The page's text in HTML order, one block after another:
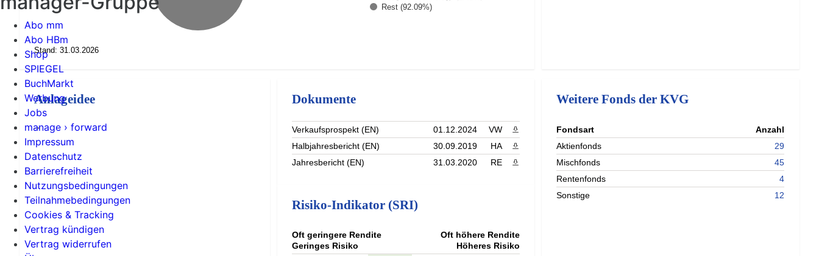
Rest (92.09%)
Stand: 31.03.2026
Anlageidee
--
Dokumente
Verkaufsprospekt (EN) 01.12.2024 VW
PDF herunterladen
Halbjahresbericht (EN)
30.09.2019 HA
PDF herunterladen
Jahresbericht (EN)
31.03.2020 RE PDF herunterladen
Risiko-Indikator (SRI)
Oft geringere Rendite
Geringes Risiko
Oft höhere Rendite
Höheres Risiko
Weitere Fonds der KVG
Fondsart
Anzahl
Aktienfonds
29
Mischfonds
45
Rentenfonds
4
Sonstige
12
Abo mm
Abo HBm
Shop
SPIEGEL
BuchMarkt
Werbung
Jobs
manage › forward
Impressum
Datenschutz
Barrierefreiheit
Nutzungsbedingungen
Teilnahmebedingungen
Cookies & Tracking
Vertrag kündigen
Vertrag widerrufen